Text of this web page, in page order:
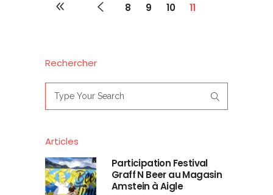
8 9 10 11
Rechercher
for:
Articles
Participation Festival
Graff N Beer au Magasin
Amstein à Aigle